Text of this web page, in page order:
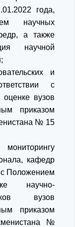
года,
научных
а также
научной
и
с
вузов
приказом
№ 15
кафедр
с Положением
научно-
вузов
приказом
№